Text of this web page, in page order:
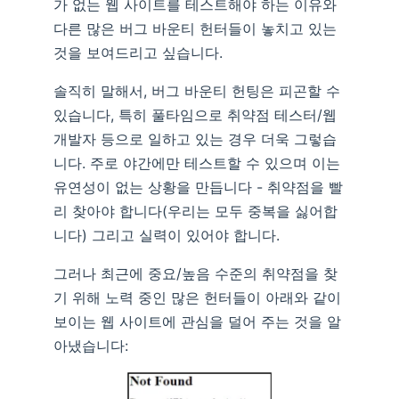
가 없는 웹 사이트를 테스트해야 하는 이유와
다른 많은 버그 바운티 헌터들이 놓치고 있는
것을 보여드리고 싶습니다.
솔직히 말해서, 버그 바운티 헌팅은 피곤할 수
있습니다, 특히 풀타임으로 취약점 테스터/웹
개발자 등으로 일하고 있는 경우 더욱 그렇습
니다. 주로 야간에만 테스트할 수 있으며 이는
유연성이 없는 상황을 만듭니다 - 취약점을 빨
리 찾아야 합니다(우리는 모두 중복을 싫어합
니다) 그리고 실력이 있어야 합니다.
그러나 최근에 중요/높음 수준의 취약점을 찾
기 위해 노력 중인 많은 헌터들이 아래와 같이
보이는 웹 사이트에 관심을 덜어 주는 것을 알
아냈습니다: